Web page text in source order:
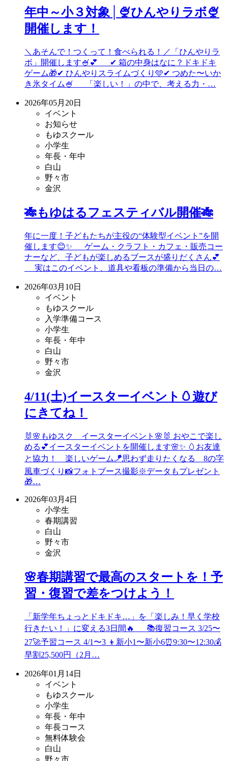
年中～小３対象│🍨ひんやりラボ🍨
開催します！
＼あそんで！つくって！食べられる！／「ひんやりラ
ボ」開催します🍧💕 ✔ 箱の中身はなに？ドキドキ
ゲーム🎁✔ ひんやりスライムづくり🩵✔ つめた〜いか
き氷タイム🍧 「楽しい！」の中で、考える力・…
2026年05月20日
イベント
お知らせ
もゆスクール
小学生
年長・年中
白山
野々市
金沢
🎋もゆはるフェスティバル開催🎋
年に一度！子どもたちが主役の“体験型イベント”を開
催します😊✨ ゲーム・クラフト・カフェ・販売コー
ナーなど、子どもが楽しめるブースが盛りだくさん💕
実はこのイベント、道具や看板の準備から当日の…
2026年03月10日
イベント
もゆスクール
入学準備コース
小学生
年長・年中
白山
野々市
金沢
4/11(土)イースターイベント🥚遊び
にきてね！
🐰🌸もゆスク イースターイベント🌸🐰 おやこで楽し
める💕イースターイベントを開催します🌸✨ 🥚お友達
と協力！ 楽しいゲーム🪁思わず走りたくなる 8の字
風車づくり📸フォトブース撮影※データもプレゼント
🎁…
2026年03月4日
小学生
春期講習
白山
野々市
金沢
🌸春期講習で最高のスタートを！予
習・復習で差をつけよう！
「新学年ちょっとドキドキ…」を「楽しみ！早く学校
行きたい！」に変える3日間🔥 📚復習コース 3/25〜
27🚀予習コース 4/1〜3 👦新小1〜新小6⏰9:30〜12:30💰
早割25,500円（2月…
2026年01月14日
イベント
もゆスクール
小学生
年長・年中
年長コース
無料体験会
白山
野々市